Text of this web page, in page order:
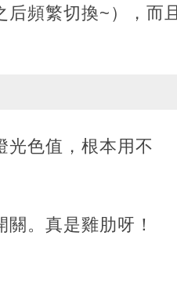
頻繁切換~），而且
光色值，根本用不
。真是雞肋呀！